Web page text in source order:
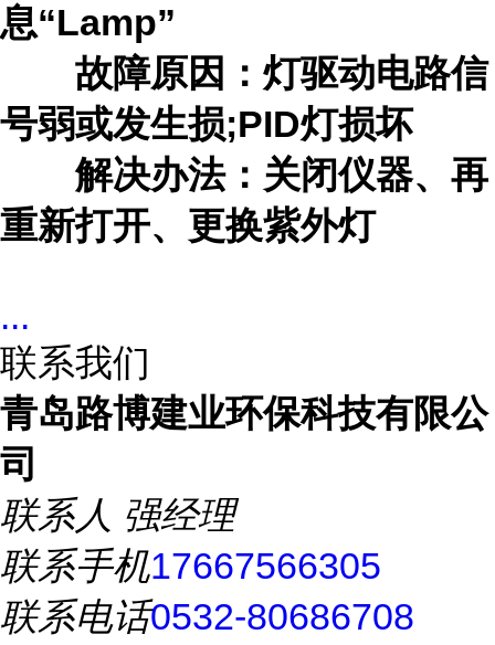
息“Lamp”
故障原因：灯驱动电路信
号弱或发生损;PID灯损坏
解决办法：关闭仪器、再
重新打开、更换紫外灯
...
联系我们
青岛路博建业环保科技有限公
司
联系人 强经理
联系手机17667566305
联系电话0532-80686708